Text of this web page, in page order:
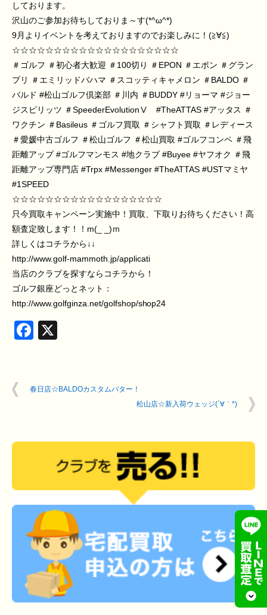
しております。
沢山のご参加お待ちしておりま～す(*^ω^*)
9月よりイベントを考えておりますのでお楽しみに！(≧∀≦)
☆☆☆☆☆☆☆☆☆☆☆☆☆☆☆☆☆☆☆☆
＃ゴルフ ＃初心者大歓迎 ＃100切り ＃EPON ＃エポン ＃グラン
プリ
＃エミリッドバハマ ＃スコッティキャメロン ＃BALDO ＃
バルド #松山ゴルフ倶楽部 ＃川内 ＃BUDDY #リョーマ #ジョー
ジスピリッツ ＃SpeederEvolutionⅤ #TheATTAS #アッタス ＃
ワクチン ＃Basileus ＃ゴルフ買取 ＃シャフト買取 ＃レディース
＃愛媛中古ゴルフ ＃松山ゴルフ ＃松山買取 #ゴルフコンペ ＃飛
距離アップ #ゴルフマンモス #地クラブ #Buyee #ヤフオク ＃飛
距離アップ専門店 #Trpx #Messenger #TheATTAS #USTマミヤ
#1SPEED
☆☆☆☆☆☆☆☆☆☆☆☆☆☆☆☆☆☆
只今買取キャンペーン実施中！買取、下取りお待ちください！高
額査定致します！！m(_ _)ｍ
詳しくはコチラから↓↓
http://www.golf-mammoth.jp/applicati
当店のクラブを探すならコチラから！
ゴルフ銀座どっとネット：
http://www.golfginza.net/golfshop/shop24
Facebook
春日店☆BALDOカスタムパター！
松山店☆新入荷ウェッジ(´∀｀*)